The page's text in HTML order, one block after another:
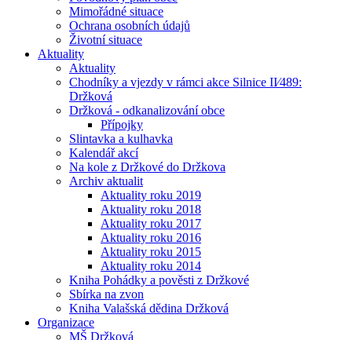
Mimořádné situace
Ochrana osobních údajů
Životní situace
Aktuality
Aktuality
Chodníky a vjezdy v rámci akce Silnice II⁄489:
Držková
Držková - odkanalizování obce
Přípojky
Slintavka a kulhavka
Kalendář akcí
Na kole z Držkové do Držkova
Archiv aktualit
Aktuality roku 2019
Aktuality roku 2018
Aktuality roku 2017
Aktuality roku 2016
Aktuality roku 2015
Aktuality roku 2014
Kniha Pohádky a pověsti z Držkové
Sbírka na zvon
Kniha Valašská dědina Držková
Organizace
MŠ Držková